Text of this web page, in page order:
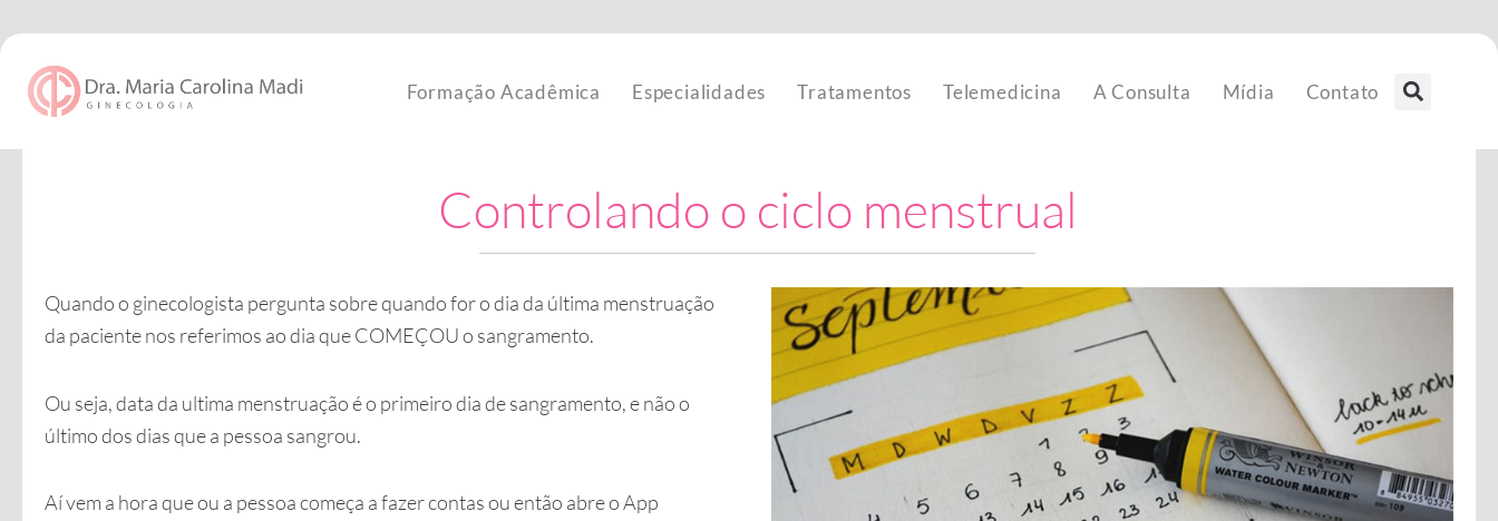
para
conteúdo
Formação Acadêmica Especialidades Tratamentos Telemedicina A Consulta Mídia Contato
Controlando o ciclo menstrual
Quando o ginecologista pergunta sobre quando for o dia da última menstruação
da paciente nos referimos ao dia que COMEÇOU o sangramento.
Ou seja, data da ultima menstruação é o primeiro dia de sangramento, e não o
último dos dias que a pessoa sangrou.
Aí vem a hora que ou a pessoa começa a fazer contas ou então abre o App